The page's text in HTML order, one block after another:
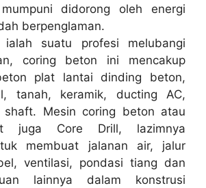
didorong oleh energi
berpenglaman.
ialah suatu profesi melubangi
coring beton ini mencakup
plat lantai dinding beton,
tanah, keramik, ducting AC,
shaft. Mesin coring beton atau
juga Core Drill, lazimnya
membuat jalanan air, jalur
ventilasi, pondasi tiang dan
lainnya dalam konstrusi